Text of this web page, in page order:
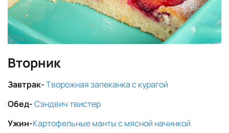
Вторник
Завтрак-Творожная запеканка с курагой
Обед-Сэндвич твистер
Ужин-Картофельные манты с мясной начинкой